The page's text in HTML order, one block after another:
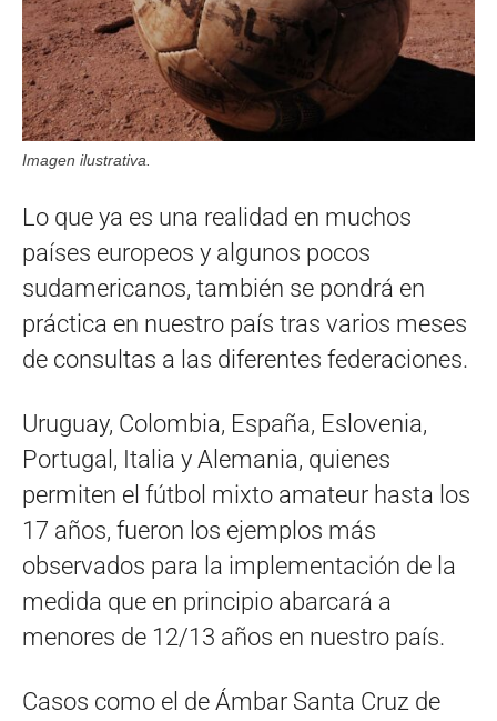
Imagen ilustrativa.
Lo que ya es una realidad en muchos
países europeos y algunos pocos
sudamericanos, también se pondrá en
práctica en nuestro país tras varios meses
de consultas a las diferentes federaciones.
Uruguay, Colombia, España, Eslovenia,
Portugal, Italia y Alemania, quienes
permiten el fútbol mixto amateur hasta los
17 años, fueron los ejemplos más
observados para la implementación de la
medida que en principio abarcará a
menores de 12/13 años en nuestro país.
Casos como el de Ámbar Santa Cruz de